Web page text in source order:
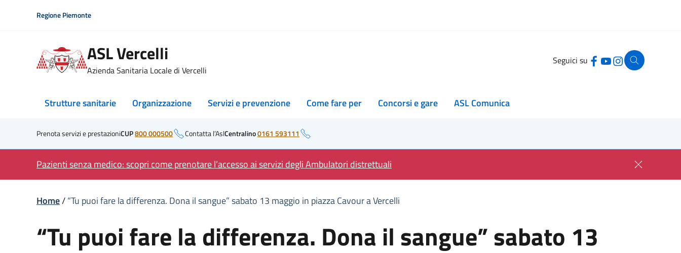
Regione Piemonte
ASL Vercelli
Azienda Sanitaria Locale di Vercelli
Seguici su
Strutture sanitarie Organizzazione Servizi e prevenzione Come fare per Concorsi e gare ASL Comunica
Prenota servizi e prestazioniCUP800 000500 Contatta l’AslCentralino0161 593111
Pazienti senza medico: scopri come prenotare l’accesso ai servizi degli Ambulatori distrettuali
Home/“Tu puoi fare la differenza. Dona il sangue” sabato 13 maggio in piazza Cavour a Vercelli
“Tu puoi fare la differenza. Dona il sangue” sabato 13